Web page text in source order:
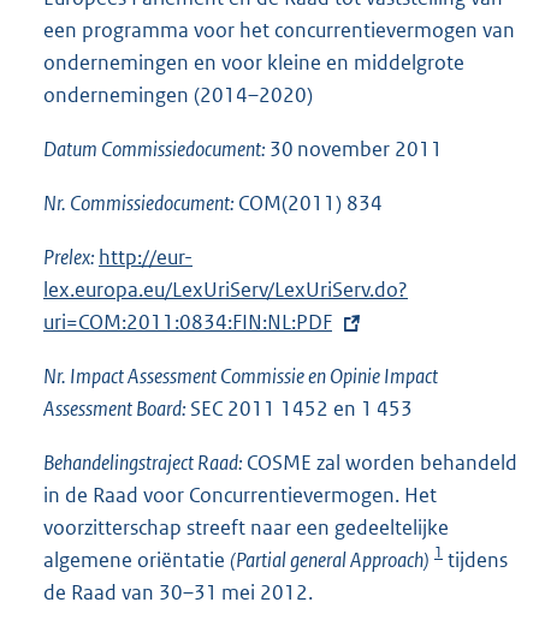
een programma voor het concurrentievermogen van
ondernemingen en voor kleine en middelgrote
ondernemingen (2014–2020)
Datum Commissiedocument: 30 november 2011
Nr. Commissiedocument: COM(2011) 834
Prelex: E
x
t
r
n
e
l
i
http://eur-
lex.europa.eu/LexUriServ/LexUriServ.do?
uri=COM:2011:0834:FIN:NL:PDF
Nr. Impact Assessment Commissie en Opinie Impact
Assessment Board: SEC 2011 1452 en 1 453
Behandelingstraject Raad: COSME zal worden behandeld
in de Raad voor Concurrentievermogen. Het
voorzitterschap streeft naar een gedeeltelijke
algemene oriëntatie (Partial general Approach) 1 tijdens
de Raad van 30–31 mei 2012.